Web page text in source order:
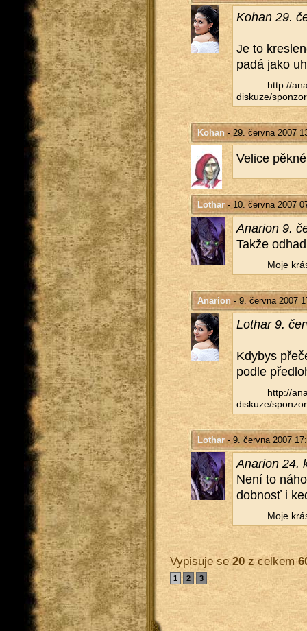
Kohan 29.
Je to
pa­dá jako
http://​
diskuze/​
Kohan- 29. června 2007
Ve­li­ce
Lothar- 10. června 2007
Ana­ri­on 9.
Takže
Moje
Anarion- 9. června 2007
Lo­thar 9.
Kdy­bys
podle
http://​
diskuze/​
Lothar- 9. června 2007
Ana­ri­on 24.
Není to
dob­nosť i
Moje
Vypisuje se20z celkem
1 2 3